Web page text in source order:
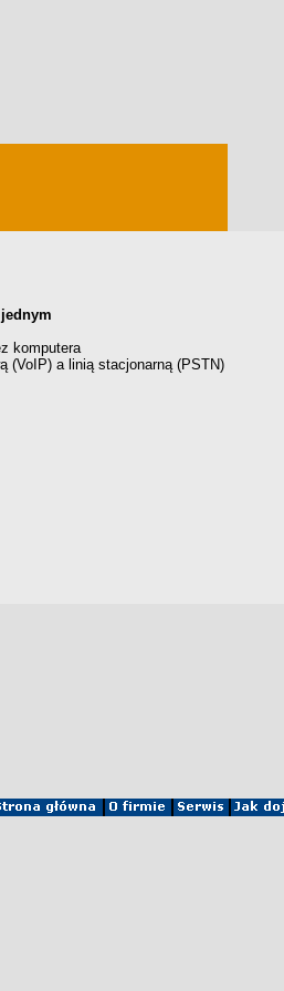
komputera
(VoIP) a linią stacjonarną (PSTN)